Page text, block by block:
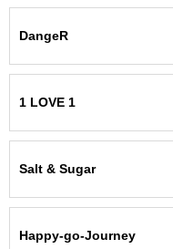
DangeR
1 LOVE 1
Salt & Sugar
Happy-go-Journey